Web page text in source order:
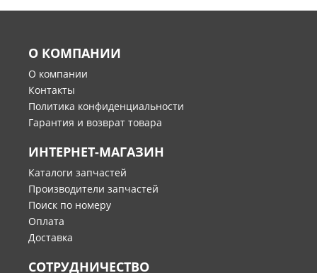
О КОМПАНИИ
О компании
Контакты
Политика конфиденциальности
Гарантия и возврат товара
ИНТЕРНЕТ-МАГАЗИН
Каталоги запчастей
Производители запчастей
Поиск по номеру
Оплата
Доставка
СОТРУДНИЧЕСТВО